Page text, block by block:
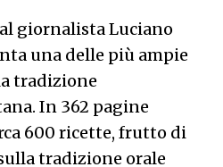
giornalista Luciano
una delle più ampie
tradizione
In 362 pagine
600 ricette, frutto di
tradizione orale